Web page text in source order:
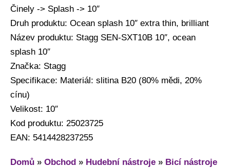
Činely -> Splash -> 10″
Druh produktu: Ocean splash 10″ extra thin, brilliant
Název produktu: Stagg SEN-SXT10B 10″, ocean
splash 10″
Značka: Stagg
Specifikace: Materiál: slitina B20 (80% mědi, 20%
cínu)
Velikost: 10″
Kod produktu: 25023725
EAN: 5414428237255
Domů » Obchod » Hudební nástroje » Bicí nástroje